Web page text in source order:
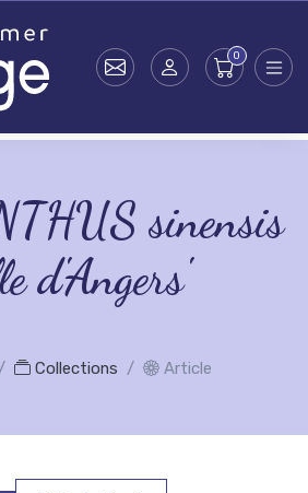
sinensis
d'Angers'
Collections Article